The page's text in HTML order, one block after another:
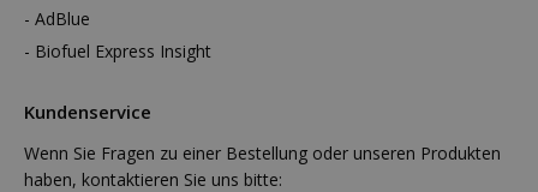
AdBlue
Biofuel Express Insight
Kundenservice
Wenn Sie Fragen zu einer Bestellung oder unseren Produkten
haben, kontaktieren Sie uns bitte: